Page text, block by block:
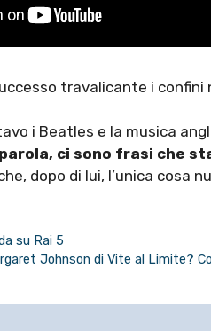
travalicante i
i Beatles e la musica
ci sono frasi che
dopo di lui, l’unica cosa
su Rai 5
Johnson di Vite al Limite?